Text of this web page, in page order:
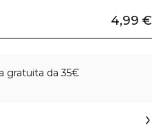
4,99 €
gratuita da 35€